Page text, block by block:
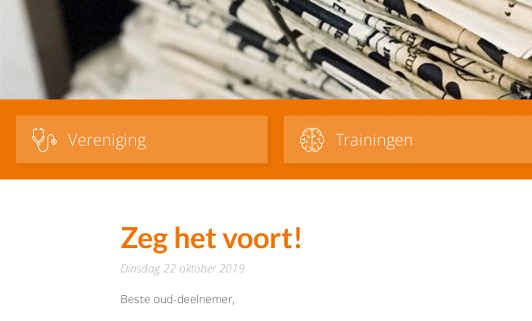
Vereniging Trainingen
Zeg het voort!
dinsdag 22 oktober 2019
Beste oud-deelnemer,